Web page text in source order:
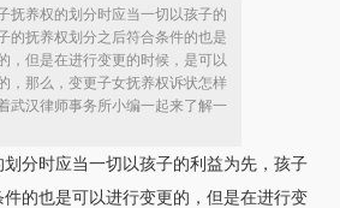
抚养权的划分时应当一切以孩子的
的抚养权划分之后符合条件的也是
，但是在进行变更的时候，是可以
，那么，变更子女抚养权诉状怎样
武汉律师事务所小编一起来了解一
分时应当一切以孩子的利益为先，孩子
的也是可以进行变更的，但是在进行变